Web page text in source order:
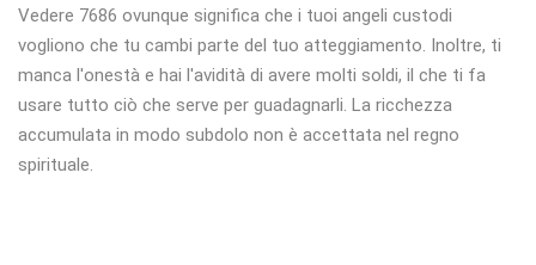
Vedere 7686 ovunque significa che i tuoi angeli custodi
vogliono che tu cambi parte del tuo atteggiamento. Inoltre, ti
manca l'onestà e hai l'avidità di avere molti soldi, il che ti fa
usare tutto ciò che serve per guadagnarli. La ricchezza
accumulata in modo subdolo non è accettata nel regno
spirituale.